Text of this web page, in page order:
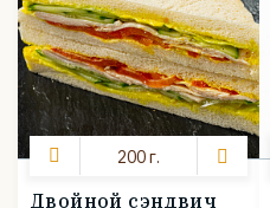
200 г.
Двойной сэндвич